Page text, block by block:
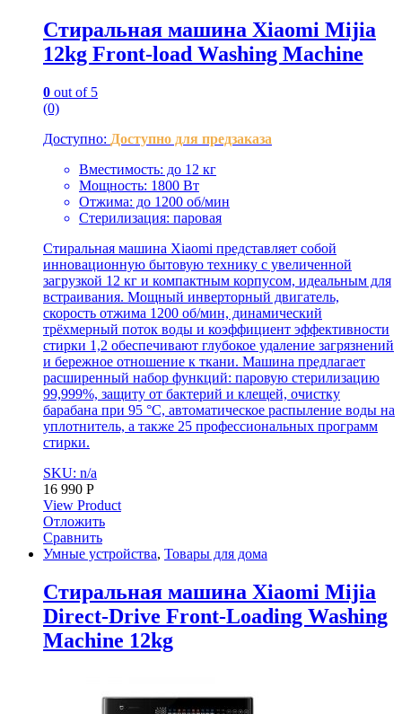
Стиральная машина Xiaomi Mijia
12kg Front-load Washing Machine
0 out of 5
(0)
Доступно: Доступно для предзаказа
Вместимость: до 12 кг
Мощность: 1800 Вт
Отжима: до 1200 об/мин
Стерилизация: паровая
Стиральная машина Xiaomi представляет собой
инновационную бытовую технику с увеличенной
загрузкой 12 кг и компактным корпусом, идеальным для
встраивания. Мощный инверторный двигатель,
скорость отжима 1200 об/мин, динамический
трёхмерный поток воды и коэффициент эффективности
стирки 1,2 обеспечивают глубокое удаление загрязнений
и бережное отношение к ткани. Машина предлагает
расширенный набор функций: паровую стерилизацию
99,999%, защиту от бактерий и клещей, очистку
барабана при 95 °C, автоматическое распыление воды на
уплотнитель, а также 25 профессиональных программ
стирки.
SKU: n/a
16 990 Р
View Product
Отложить
Сравнить
Умные устройства, Товары для дома
Стиральная машина Xiaomi Mijia
Direct-Drive Front-Loading Washing
Machine 12kg